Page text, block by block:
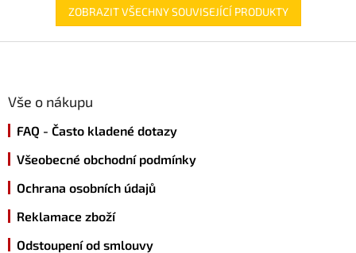
ZOBRAZIT VŠECHNY SOUVISEJÍCÍ PRODUKTY
Vše o nákupu
FAQ - Často kladené dotazy
Všeobecné obchodní podmínky
Ochrana osobních údajů
Reklamace zboží
Odstoupení od smlouvy